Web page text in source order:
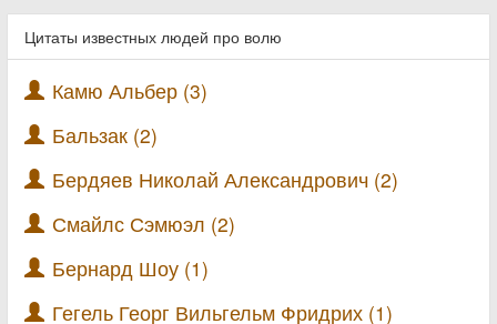
Цитаты известных людей про волю
Камю Альбер (3)
Бальзак (2)
Бердяев Николай Александрович (2)
Смайлс Сэмюэл (2)
Бернард Шоу (1)
Гегель Георг Вильгельм Фридрих (1)